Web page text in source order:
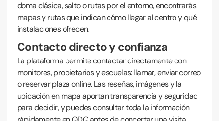
doma clásica, salto o rutas por el entorno, encontrarás
mapas y rutas que indican cómo llegar al centro y qué
instalaciones ofrecen.
Contacto directo y confianza
La plataforma permite contactar directamente con
monitores, propietarios y escuelas: llamar, enviar correo
o reservar plaza online. Las reseñas, imágenes y la
ubicación en mapa aportan transparencia y seguridad
para decidir, y puedes consultar toda la información